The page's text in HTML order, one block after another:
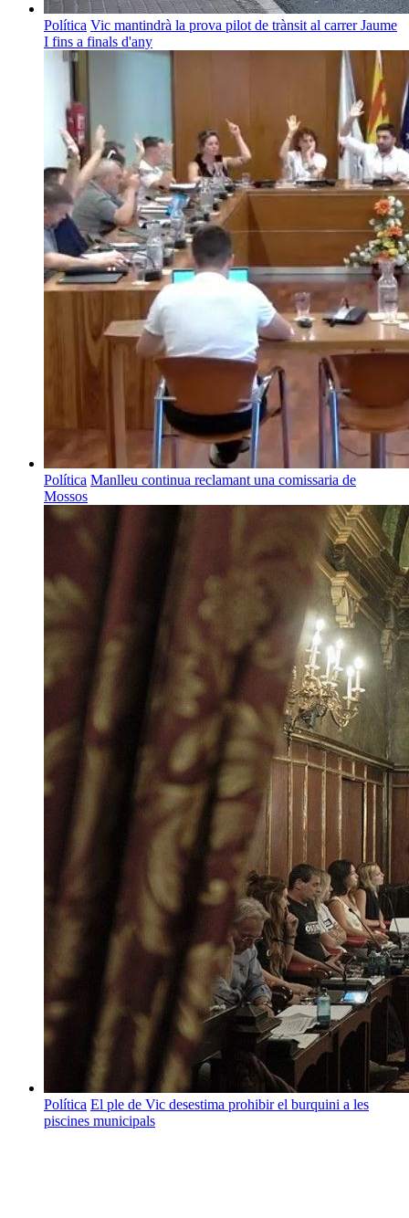
Política Vic mantindrà la prova pilot de trànsit al carrer Jaume
I fins a finals d'any
Política Manlleu continua reclamant una comissaria de
Mossos
Política El ple de Vic desestima prohibir el burquini a les
piscines municipals